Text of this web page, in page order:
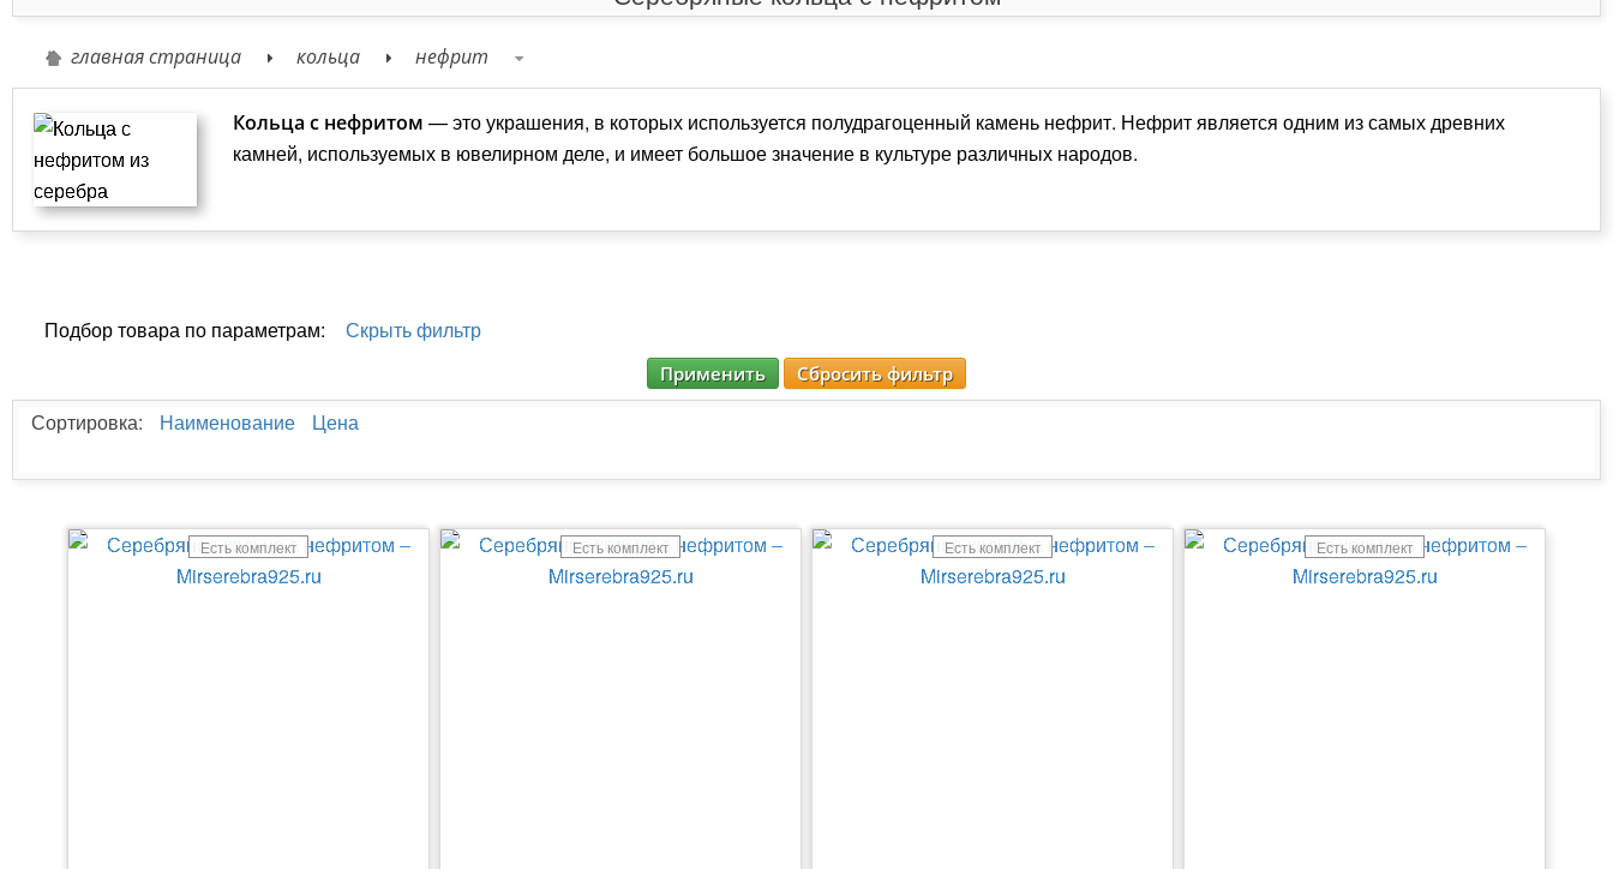
главная страница кольца нефрит
Кольца с нефритом — это украшения, в которых используется полудрагоценный камень нефрит. Нефрит является одним из самых древних
камней, используемых в ювелирном деле, и имеет большое значение в культуре различных народов.
Подбор товара по параметрам: Скрыть фильтр
Применить Сбросить фильтр
Сортировка: Наименование Цена
Есть комплект Есть комплект Есть комплект Есть комплект